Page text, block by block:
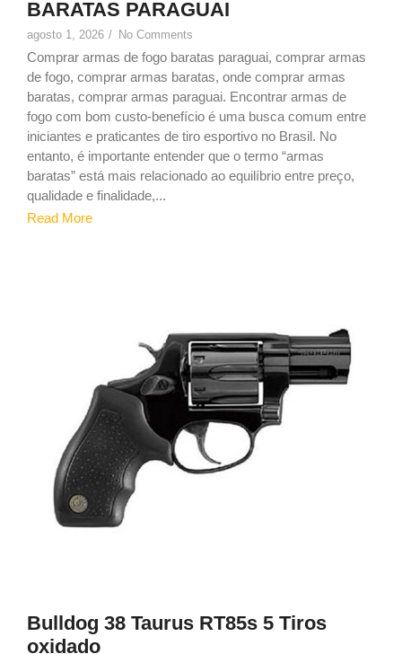
BARATAS PARAGUAI
agosto 1, 2026 / No Comments
Comprar armas de fogo baratas paraguai, comprar armas
de fogo, comprar armas baratas, onde comprar armas
baratas, comprar armas paraguai. Encontrar armas de
fogo com bom custo-benefício é uma busca comum entre
iniciantes e praticantes de tiro esportivo no Brasil. No
entanto, é importante entender que o termo “armas
baratas” está mais relacionado ao equilíbrio entre preço,
qualidade e finalidade,...
Read More
Bulldog 38 Taurus RT85s 5 Tiros
oxidado